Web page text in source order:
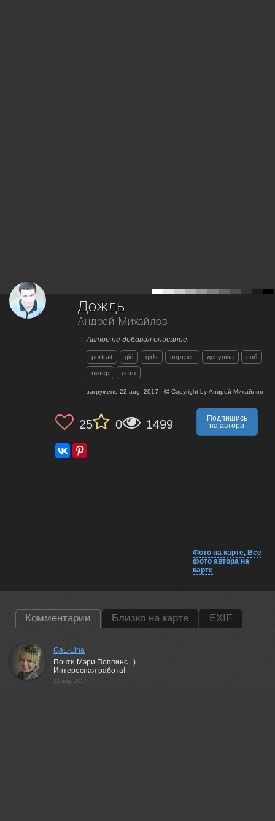
Дождь
Андрей Михайлов
Автор не добавил описание.
portrait girl girls портрет девушка спб
питер лето
загружено 22 aug, 2017 Copyright by Андрей Михайлов
25 0 1499
Подпишись
на автора
Фото на карте, Все
фото автора на
карте
Комментарии Близко на карте EXIF
GaL-Lina
Почти Мэри Поппинс...)
Интересная работа!
22 aug, 2017